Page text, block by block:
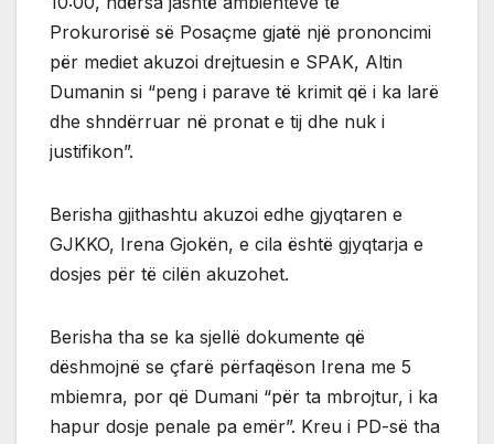
Prokurorisë së Posaçme gjatë një prononcimi
për mediet akuzoi drejtuesin e SPAK, Altin
Dumanin si “peng i parave të krimit që i ka larë
dhe shndërruar në pronat e tij dhe nuk i
justifikon”.
Berisha gjithashtu akuzoi edhe gjyqtaren e
GJKKO, Irena Gjokën, e cila është gjyqtarja e
dosjes për të cilën akuzohet.
Berisha tha se ka sjellë dokumente që
dëshmojnë se çfarë përfaqëson Irena me 5
mbiemra, por që Dumani “për ta mbrojtur, i ka
hapur dosje penale pa emër”. Kreu i PD-së tha